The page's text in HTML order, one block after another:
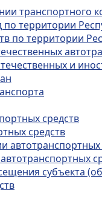
транспортного
территории
по территории
и
средств
средств
автотранспортных
субъекта